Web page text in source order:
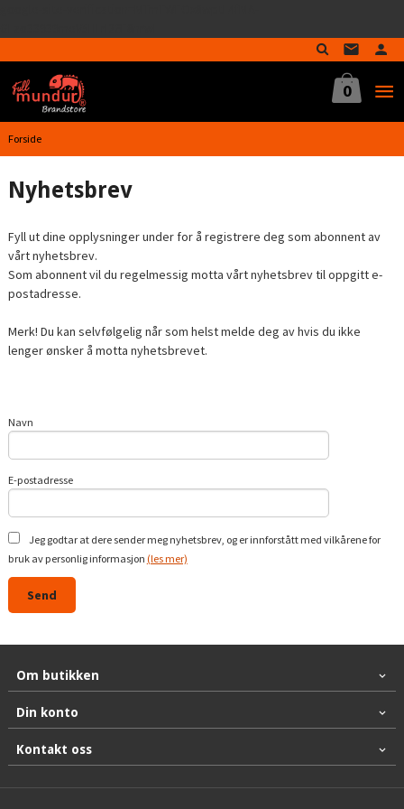
innholdet
0
Forside
Nyhetsbrev
Fyll ut dine opplysninger under for å registrere deg som abonnent av
vårt nyhetsbrev.
Som abonnent vil du regelmessig motta vårt nyhetsbrev til oppgitt e-
postadresse.
Merk! Du kan selvfølgelig når som helst melde deg av hvis du ikke
lenger ønsker å motta nyhetsbrevet.
Navn
E-postadresse
Jeg godtar at dere sender meg nyhetsbrev, og er innforstått med vilkårene for
bruk av personlig informasjon (les mer)
Om butikken
Din konto
Kontakt oss